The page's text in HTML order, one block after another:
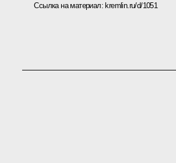
Ссылка на материал: kremlin.ru/d/1051